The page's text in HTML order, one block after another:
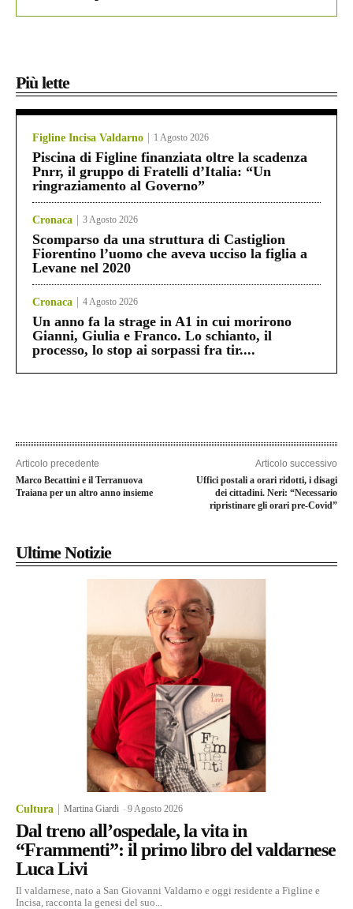
Più lette
Figline Incisa Valdarno 1 Agosto 2026
Piscina di Figline finanziata oltre la scadenza
Pnrr, il gruppo di Fratelli d’Italia: “Un
ringraziamento al Governo”
Cronaca 3 Agosto 2026
Scomparso da una struttura di Castiglion
Fiorentino l’uomo che aveva ucciso la figlia a
Levane nel 2020
Cronaca 4 Agosto 2026
Un anno fa la strage in A1 in cui morirono
Gianni, Giulia e Franco. Lo schianto, il
processo, lo stop ai sorpassi fra tir....
Articolo precedente
Marco Becattini e il Terranuova
Traiana per un altro anno insieme
Articolo successivo
Uffici postali a orari ridotti, i disagi
dei cittadini. Neri: “Necessario
ripristinare gli orari pre-Covid”
Ultime Notizie
Cultura Martina Giardi -9 Agosto 2026
Dal treno all’ospedale, la vita in
“Frammenti”: il primo libro del valdarnese
Luca Livi
Il valdarnese, nato a San Giovanni Valdarno e oggi residente a Figline e
Incisa, racconta la genesi del suo...